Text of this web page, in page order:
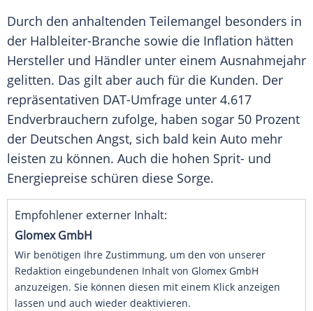
Durch den anhaltenden Teilemangel besonders in
der Halbleiter-Branche sowie die Inflation hätten
Hersteller und Händler unter einem Ausnahmejahr
gelitten. Das gilt aber auch für die Kunden. Der
repräsentativen DAT-Umfrage unter 4.617
Endverbrauchern zufolge, haben sogar 50 Prozent
der Deutschen Angst, sich bald kein Auto mehr
leisten zu können. Auch die hohen Sprit- und
Energiepreise schüren diese Sorge.
Empfohlener externer Inhalt:
Glomex GmbH
Wir benötigen Ihre Zustimmung, um den von unserer
Redaktion eingebundenen Inhalt von Glomex GmbH
anzuzeigen. Sie können diesen mit einem Klick anzeigen
lassen und auch wieder deaktivieren.